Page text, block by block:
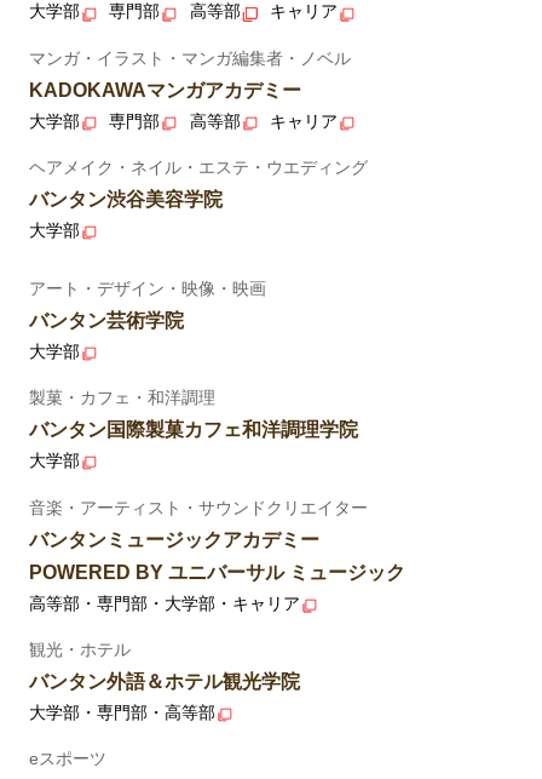
大学部 専門部 高等部 キャリア
マンガ・イラスト・マンガ編集者・ノベル
KADOKAWAマンガアカデミー
大学部 専門部 高等部 キャリア
ヘアメイク・ネイル・エステ・ウエディング
バンタン渋谷美容学院
大学部
アート・デザイン・映像・映画
バンタン芸術学院
大学部
製菓・カフェ・和洋調理
バンタン国際製菓カフェ和洋調理学院
大学部
音楽・アーティスト・サウンドクリエイター
バンタンミュージックアカデミー
POWERED BY ユニバーサル ミュージック
高等部・専門部・大学部・キャリア
観光・ホテル
バンタン外語＆ホテル観光学院
大学部・専門部・高等部
eスポーツ